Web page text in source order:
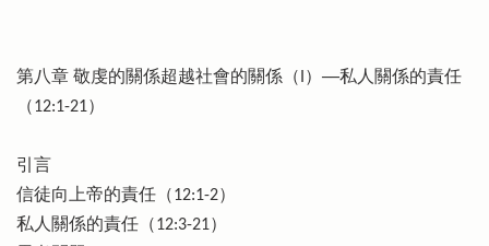
第八章 敬虔的關係超越社會的關係（I）──私人關係的責任
（12:1-21）
引言
信徒向上帝的責任（12:1-2）
私人關係的責任（12:3-21）